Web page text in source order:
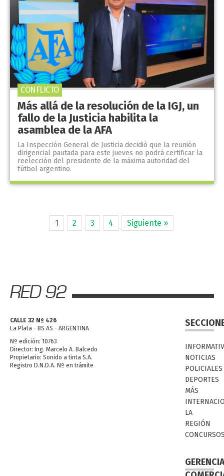
Más allá de la resolución de la IGJ, un
fallo de la Justicia habilita la
asamblea de la AFA
La Inspección General de Justicia decidió que la reunión
dirigencial pautada para este jueves no podrá certificar la
reelección del presidente de la máxima autoridad del
fútbol argentino.
CONFLICTO
1 2 3 4 Siguiente »
CALLE 32 Nº 426
La Plata - BS AS - ARGENTINA
Nº edición: 10763
Director: Ing. Marcelo A. Balcedo
Propietario: Sonido a tinta S.A.
Registro D.N.D.A. Nº en trámite
NOTICIAS
POLICIALES
DEPORTES
MÁS
LA
REGIÓN